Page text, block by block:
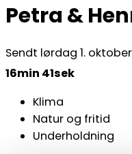
Petra &
Sendt lørdag 1.
16min 41sek
Klima
Natur og fritid
Underholdning